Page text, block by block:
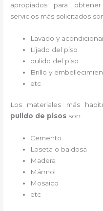
apropiados para
servicios más solicitados
Lavado y
Lijado del piso
pulido del piso
Brillo y
etc
Los materiales más
pulido de pisos son:
Cemento.
Loseta o baldosa
Madera
Mármol
Mosaico
etc